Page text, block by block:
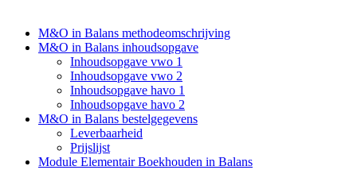
M&O in Balans methodeomschrijving
M&O in Balans inhoudsopgave
Inhoudsopgave vwo 1
Inhoudsopgave vwo 2
Inhoudsopgave havo 1
Inhoudsopgave havo 2
M&O in Balans bestelgegevens
Leverbaarheid
Prijslijst
Module Elementair Boekhouden in Balans